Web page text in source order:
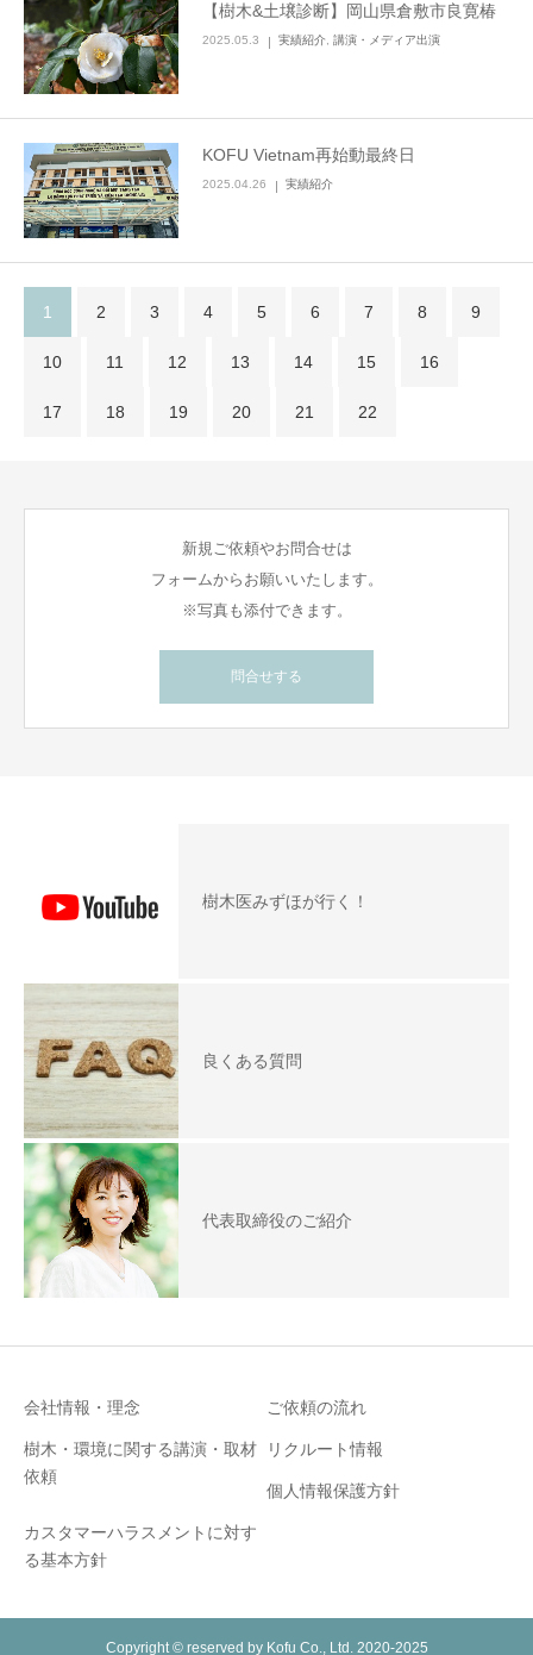
【樹木&土壌診断】岡山県倉敷市良寛椿
2025.05.3 実績紹介 講演・メディア出演
KOFU Vietnam再始動最終日
2025.04.26 実績紹介
1 2 3 4 5 6 7 8 9
10 11 12 13 14 15 16
17 18 19 20 21 22
新規ご依頼やお問合せは
フォームからお願いいたします。
※写真も添付できます。
問合せする
樹木医みずほが行く！
良くある質問
代表取締役のご紹介
会社情報・理念 ご依頼の流れ
樹木・環境に関する講演・取材
依頼
リクルート情報
個人情報保護方針
カスタマーハラスメントに対す
る基本方針
Copyright © reserved by Kofu Co., Ltd. 2020-2025